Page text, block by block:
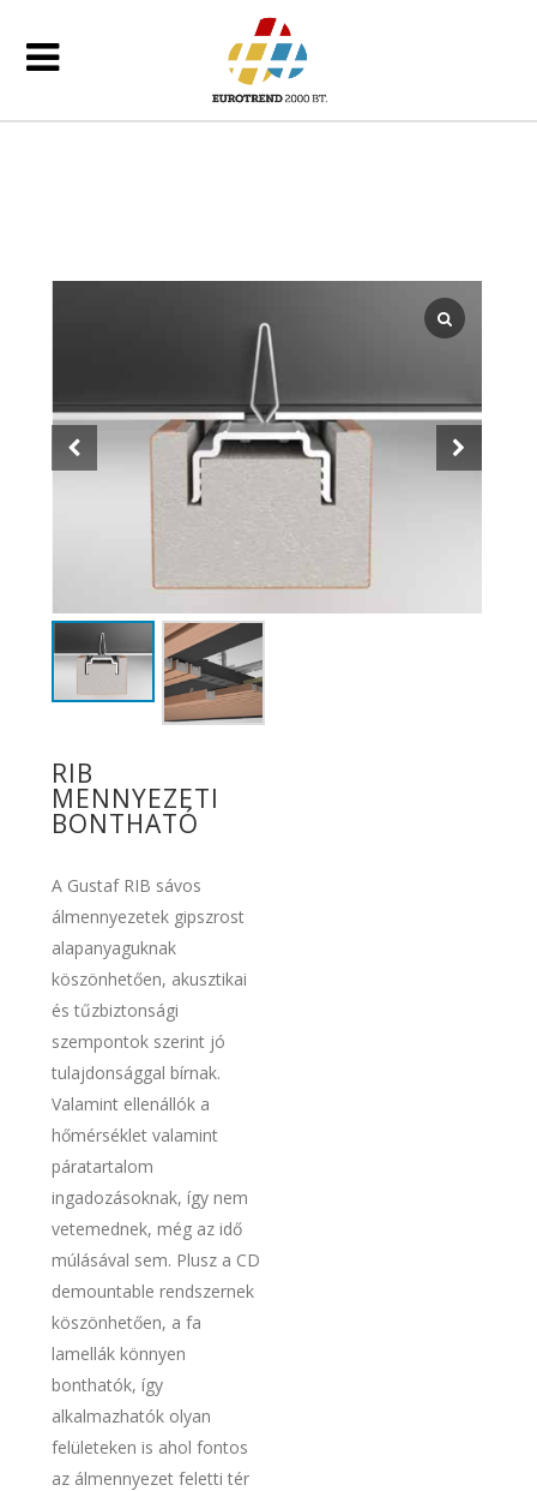
RIB
MENNYEZETI
BONTHATÓ
A Gustaf RIB sávos
álmennyezetek gipszrost
alapanyaguknak
köszönhetően, akusztikai
és tűzbiztonsági
szempontok szerint jó
tulajdonsággal bírnak.
Valamint ellenállók a
hőmérséklet valamint
páratartalom
ingadozásoknak, így nem
vetemednek, még az idő
múlásával sem. Plusz a CD
demountable rendszernek
köszönhetően, a fa
lamellák könnyen
bonthatók, így
alkalmazhatók olyan
felületeken is ahol fontos
az álmennyezet feletti tér